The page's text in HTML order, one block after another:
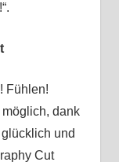
Fühlen!
dank
und
Cut